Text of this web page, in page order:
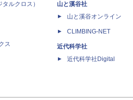
ルクロス）
ス
山と溪谷社
山と溪谷オンライン
CLIMBING-NET
近代科学社
近代科学社Digital